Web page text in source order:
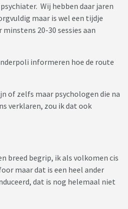
Wij hebben daar jaren
maar is wel een tijdje
20-30 sessies aan
informeren hoe de route
of zelfs maar psychologen die na
verklaren, zou ik dat ook
breed begrip, ik als volkomen cis
maar dat is een heel ander
dat is nog helemaal niet